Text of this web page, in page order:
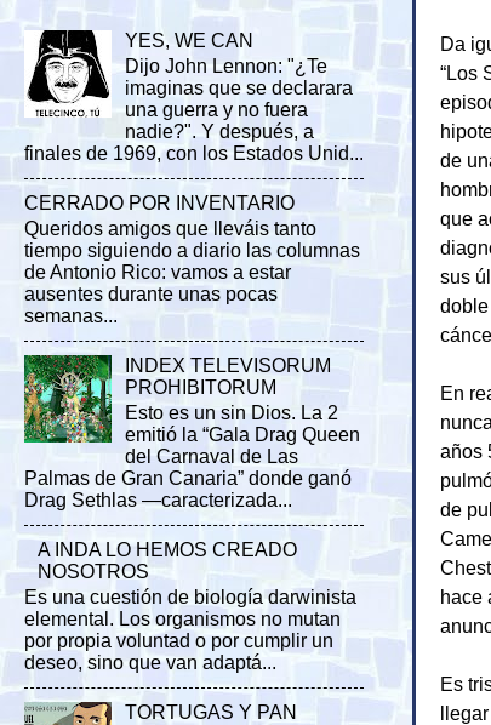
Da
“Los
de
que
sus
En
años
de
hace
Es
YES, WE CAN
Dijo John Lennon: "¿Te
imaginas que se declarara
una guerra y no fuera
nadie?". Y después, a
finales de 1969, con los Estados Unid...
CERRADO POR INVENTARIO
Queridos amigos que lleváis tanto
tiempo siguiendo a diario las columnas
de Antonio Rico: vamos a estar
ausentes durante unas pocas
semanas...
INDEX TELEVISORUM
PROHIBITORUM
Esto es un sin Dios. La 2
emitió la “Gala Drag Queen
del Carnaval de Las
Palmas de Gran Canaria” donde ganó
Drag Sethlas —caracterizada...
A INDA LO HEMOS CREADO
NOSOTROS
Es una cuestión de biología darwinista
elemental. Los organismos no mutan
por propia voluntad o por cumplir un
deseo, sino que van adaptá...
TORTUGAS Y PAN